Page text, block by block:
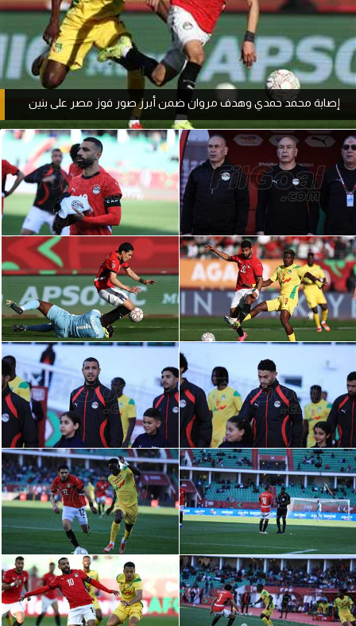
ركن الألعاب
بطولات
أمريكا 2026
الدوري المصري
الدوري الإنجليزي الممتاز
الدوري الإسباني
الدوري الإيطالي
الدوري الألماني
الدوري السعودي للمحترفين
دوري أبطال أوروبا
دوري أبطال إفريقيا
كل البطولات
أقسام
الكرة المصرية
الدوري المصري
إصابة محمد حمدي وهدف مروان ضمن أبرز صور فوز مصر على بنين